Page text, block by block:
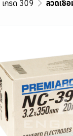
เกรด 309 ลวดเชื่